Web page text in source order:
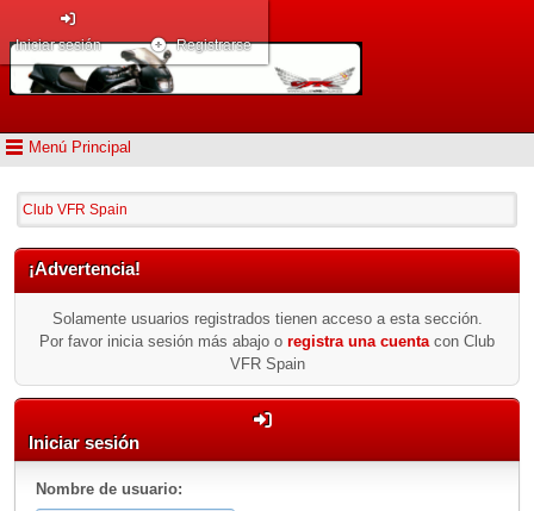
Menú Principal
Iniciar sesión Registrarse
Club VFR Spain
¡Advertencia!
Solamente usuarios registrados tienen acceso a esta sección.
Por favor inicia sesión más abajo o registra una cuenta con Club
VFR Spain
Iniciar sesión
Nombre de usuario: